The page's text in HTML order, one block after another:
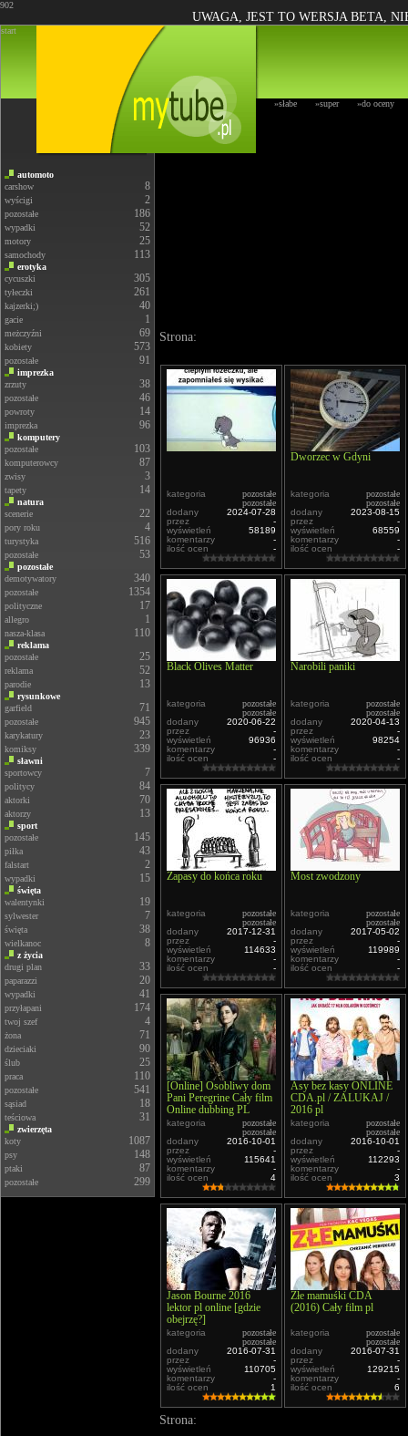
902
UWAGA, JEST TO WERSJA BETA,
start
»słabe »super »do oceny
automoto
carshow
8
wyścigi 2
pozostałe 186
wypadki 52
motory 25
samochody 113
erotyka
cycuszki
305
tyłeczki 261
kajzerki;) 40
gacie 1
meżczyźni 69
kobiety 573
pozostałe 91
imprezka
zrzuty
38
pozostałe 46
powroty 14
imprezka 96
komputery
pozostałe
103
komputerowcy 87
zwisy 3
tapety 14
natura
scenerie
22
pory roku 4
turystyka 516
pozostałe 53
pozostałe
demotywatory
340
pozostałe 1354
polityczne 17
allegro 1
nasza-klasa 110
reklama
pozostałe
25
reklama 52
parodie 13
rysunkowe
garfield
71
pozostałe 945
karykatury 23
komiksy 339
sławni
sportowcy
7
politycy 84
aktorki 70
aktorzy 13
sport
pozostałe
145
piłka 43
falstart 2
wypadki 15
święta
walentynki
19
sylwester 7
święta 38
wielkanoc 8
z życia
drugi plan
33
paparazzi 20
wypadki 41
przyłapani 174
twoj szef 4
żona 71
dzieciaki 90
ślub 25
praca 110
pozostałe 541
sąsiad 18
teściowa 31
zwierzęta
koty
1087
psy 148
ptaki 87
pozostałe 299
Strona:
kategoria
pozostałe
pozostałe
dodany
2024-07-28
przez
-
wyświetleń
58189
komentarzy
-
ilość ocen
-
Dworzec w Gdyni
kategoria
pozostałe
pozostałe
dodany
2023-08-15
przez
-
wyświetleń
68559
komentarzy
-
ilość ocen
-
Black Olives Matter
kategoria
pozostałe
pozostałe
dodany
2020-06-22
przez
-
wyświetleń
96936
komentarzy
-
ilość ocen
-
Narobili paniki
kategoria
pozostałe
pozostałe
dodany
2020-04-13
przez
-
wyświetleń
98254
komentarzy
-
ilość ocen
-
Zapasy do końca roku
kategoria
pozostałe
pozostałe
dodany
2017-12-31
przez
-
wyświetleń
114633
komentarzy
-
ilość ocen
-
Most zwodzony
kategoria
pozostałe
pozostałe
dodany
2017-05-02
przez
-
wyświetleń
119989
komentarzy
-
ilość ocen
-
[Online] Osobliwy dom
Pani Peregrine Cały film
Online dubbing PL
kategoria
pozostałe
pozostałe
dodany
2016-10-01
przez
-
wyświetleń
115641
komentarzy
-
ilość ocen
4
Asy bez kasy ONLINE
CDA.pl / ZALUKAJ /
2016 pl
kategoria
pozostałe
pozostałe
dodany
2016-10-01
przez
-
wyświetleń
112293
komentarzy
-
ilość ocen
3
Jason Bourne 2016
lektor pl online [gdzie
obejrzę?]
kategoria
pozostałe
pozostałe
dodany
2016-07-31
przez
-
wyświetleń
110705
komentarzy
-
ilość ocen
1
Złe mamuśki CDA
(2016) Cały film pl
kategoria
pozostałe
pozostałe
dodany
2016-07-31
przez
-
wyświetleń
129215
komentarzy
-
ilość ocen
6
Strona: